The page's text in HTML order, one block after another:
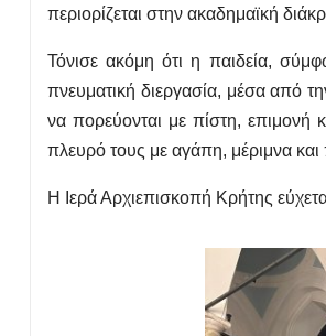
περιορίζεται στην ακαδημαϊκή
Τόνισε ακόμη ότι η παιδεία,
πνευματική διεργασία, μέσα από
να πορεύονται με πίστη, επιμονή
πλευρό τους με αγάπη, μέριμνα
Η Ιερά Αρχιεπισκοπή Κρήτης